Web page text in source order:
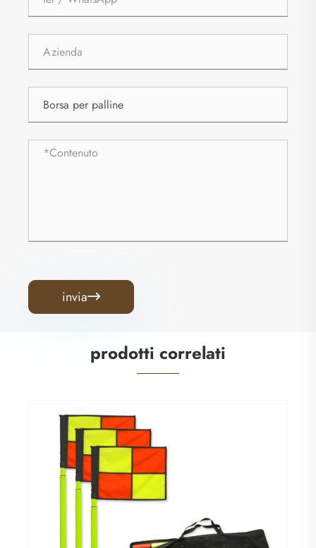
invia
prodotti correlati
Obiettivo di allenamento di calcio
Visualizza altro >>